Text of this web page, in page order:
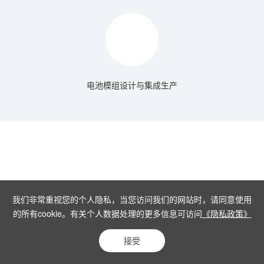
我们非常重视您的个人隐私，当您访问我们的网站时，请同意使用
的所有cookie。有关个人数据处理的更多信息可访问 《隐私政策》
接受
电池模组设计与集成生产